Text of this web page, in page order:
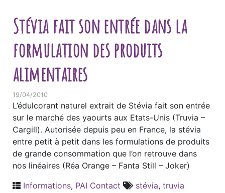
Stévia fait son entrée dans la
formulation des produits
alimentaires
19/04/2010
L’édulcorant naturel extrait de Stévia fait son entrée
sur le marché des yaourts aux Etats-Unis (Truvia –
Cargill). Autorisée depuis peu en France, la stévia
entre petit à petit dans les formulations de produits
de grande consommation que l’on retrouve dans
nos linéaires (Réa Orange – Fanta Still – Joker)
Informations, PAI Contact stévia, truvia